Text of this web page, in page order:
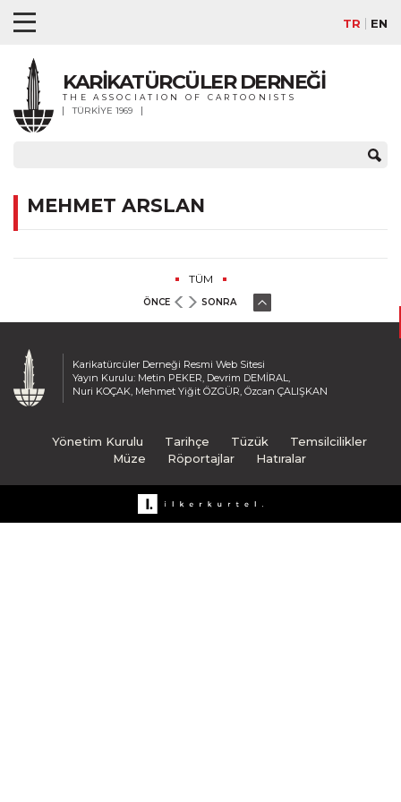
TR EN
KARİKATÜRCÜLER DERNEĞİ
THE ASSOCIATION OF CARTOONISTS
TÜRKİYE 1969
MEHMET ARSLAN
TÜM
ÖNCE SONRA
Karikatürcüler Derneği Resmi Web Sitesi
Yayın Kurulu: Metin PEKER, Devrim DEMİRAL,
Nuri KOÇAK, Mehmet Yiğit ÖZGÜR, Özcan ÇALIŞKAN
Yönetim Kurulu Tarihçe Tüzük
Temsilcilikler
Müze
Röportajlar Hatıralar